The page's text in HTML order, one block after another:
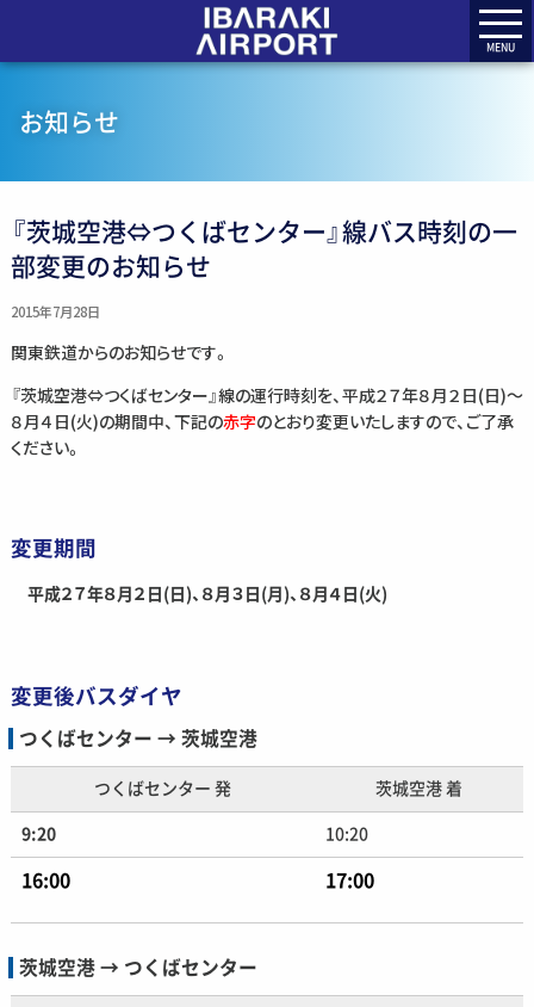
MENU
お知らせ
『茨城空港⇔つくばセンター』線バス時刻の一
部変更のお知らせ
2015年7月28日
関東鉄道からのお知らせです。
『茨城空港⇔つくばセンター』線の運行時刻を、平成２７年８月２日(日)～
８月４日(火)の期間中、下記の赤字のとおり変更いたしますので、ご了承
ください。
変更期間
平成２７年８月２日(日)、８月３日(月)、８月４日(火)
変更後バスダイヤ
つくばセンター → 茨城空港
つくばセンター 発 茨城空港 着
9:20 10:20
16:00 17:00
茨城空港 → つくばセンター